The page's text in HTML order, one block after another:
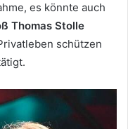
es könnte auch
Thomas Stolle
schützen